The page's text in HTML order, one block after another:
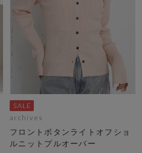
archives
フロントボタンライトオフショ
ルニットプルオーバー